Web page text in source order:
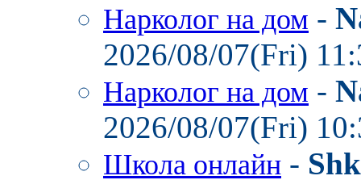
Нарколог на дом -
2026/08/07(Fri)
Нарколог на дом -
2026/08/07(Fri)
Школа онлайн -